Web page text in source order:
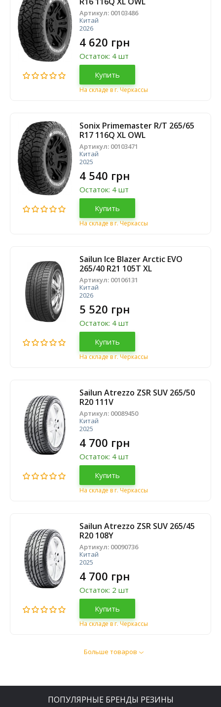
Артикул: 00103486
Китай
2026
4 620 грн
Остаток: 4 шт
Купить
На складе в г. Черкассы
Sonix Primemaster R/T 265/65
R17 116Q XL OWL
Артикул: 00103471
Китай
2025
4 540 грн
Остаток: 4 шт
Купить
На складе в г. Черкассы
Sailun Ice Blazer Arctic EVO
265/40 R21 105T XL
Артикул: 00106131
Китай
2026
5 520 грн
Остаток: 4 шт
Купить
На складе в г. Черкассы
Sailun Atrezzo ZSR SUV 265/50
R20 111V
Артикул: 00089450
Китай
2025
4 700 грн
Остаток: 4 шт
Купить
На складе в г. Черкассы
Sailun Atrezzo ZSR SUV 265/45
R20 108Y
Артикул: 00090736
Китай
2025
4 700 грн
Остаток: 2 шт
Купить
На складе в г. Черкассы
Больше товаров
ПОПУЛЯРНЫЕ БРЕНДЫ РЕЗИНЫ